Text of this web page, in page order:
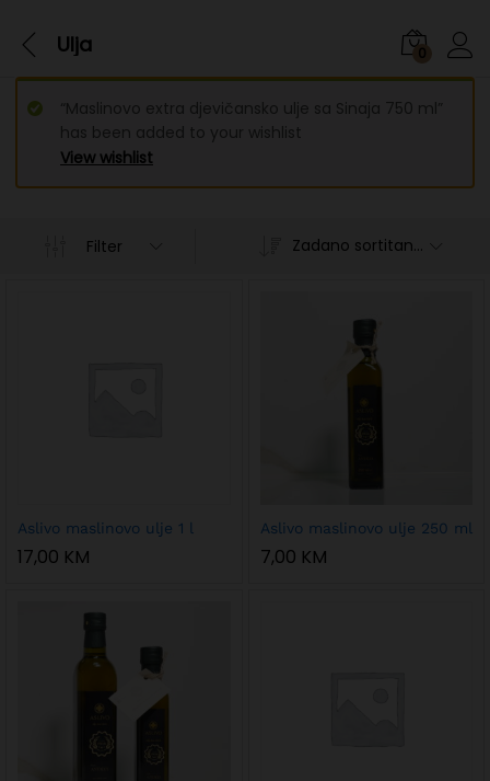
Ulja 0
View wishlist
“Maslinovo extra djevičansko ulje sa Sinaja 750 ml”
has been added to your wishlist
Filter Zadano sortitanje
Aslivo maslinovo ulje 1 l
17,00 KM
Aslivo maslinovo ulje 250 ml
7,00 KM